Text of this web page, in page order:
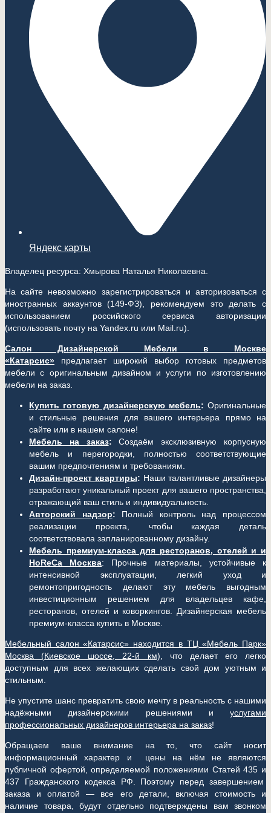
Яндекс карты
Владелец ресурса: Хмырова Наталья Николаевна.
На сайте невозможно зарегистрироваться и авторизоваться с
иностранных аккаунтов (149-ФЗ), рекомендуем это делать с
использованием российского сервиса авторизации
(использовать почту на Yandex.ru или Mail.ru).
Салон Дизайнерской Мебели в Москве
«Катарсис»
предлагает широкий выбор готовых предметов
мебели с оригинальным дизайном и услуги по изготовлению
мебели на заказ.
Купить готовую дизайнерскую мебель: Оригинальные
и стильные решения для вашего интерьера прямо на
сайте или в нашем салоне!
Мебель на заказ: Создаём эксклюзивную корпусную
мебель и перегородки, полностью соответствующие
вашим предпочтениям и требованиям.
Дизайн-проект квартиры: Наши талантливые дизайнеры
разработают уникальный проект для вашего пространства,
отражающий ваш стиль и индивидуальность.
Авторский надзор: Полный контроль над процессом
реализации проекта, чтобы каждая деталь
соответствовала запланированному дизайну.
Мебель премиум-класса для ресторанов, отелей и и
HoReCa Москва: Прочные материалы, устойчивые к
интенсивной эксплуатации, легкий уход и
ремонтопригодность делают эту мебель выгодным
инвестиционным решением для владельцев кафе,
ресторанов, отелей и коворкингов. Дизайнерская мебель
премиум-класса купить в Москве.
Мебельный салон «Катарсис» находится в ТЦ «Мебель Парк»
Москва (Киевское шоссе, 22-й км) , что делает его легко
доступным для всех желающих сделать свой дом уютным и
стильным.
Не упустите шанс превратить свою мечту в реальность с нашими
надёжными дизайнерскими решениями и услугами
профессиональных дизайнеров интерьера на заказ!
Обращаем ваше внимание на то, что сайт носит
информационный характер и цены на нём не являются
публичной офертой, определяемой положениями Статей 435 и
437 Гражданского кодекса РФ. Поэтому перед завершением
заказа и оплатой — все его детали, включая стоимость и
наличие товара, будут отдельно подтверждены вам звонком